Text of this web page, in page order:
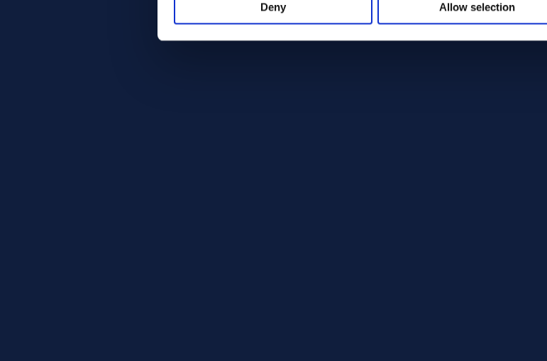
Deny Allow selection